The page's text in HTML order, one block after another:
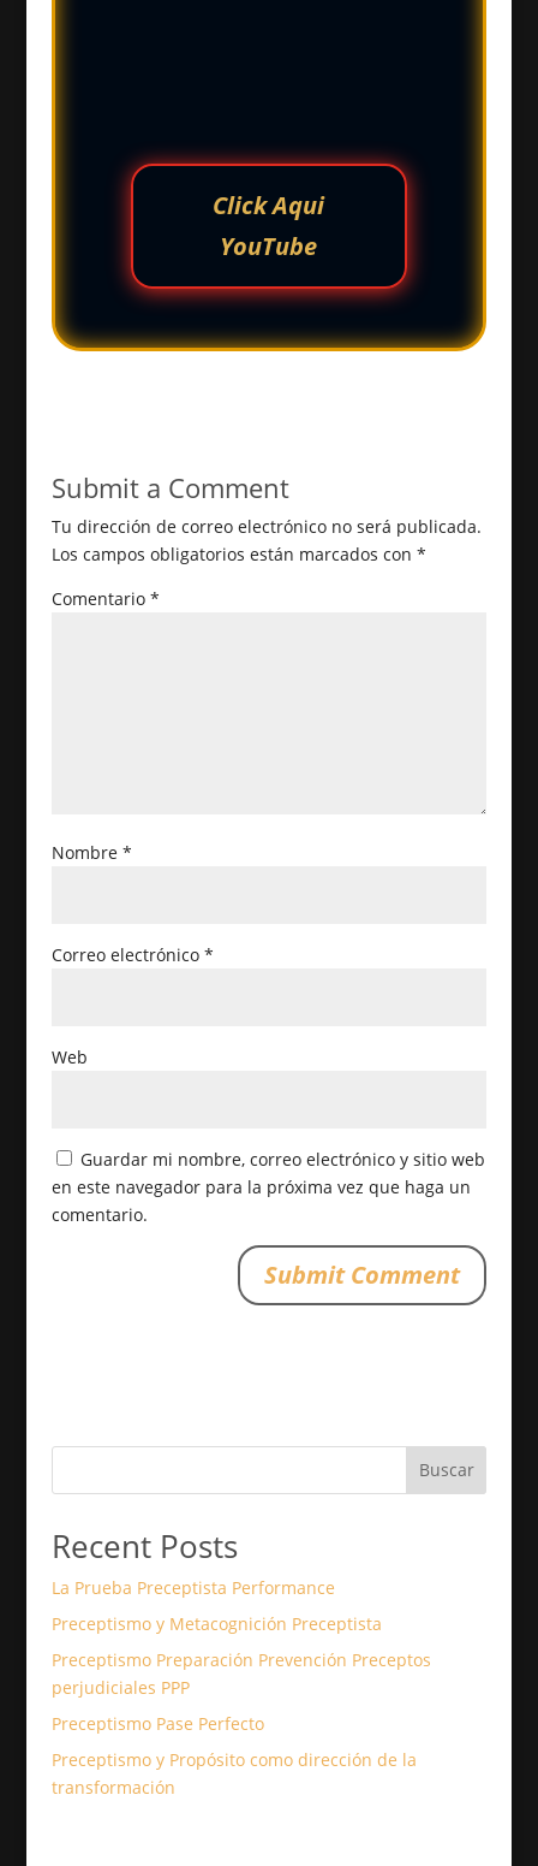
Click Aqui
YouTube
Submit a Comment
Tu dirección de correo electrónico no será publicada.
Los campos obligatorios están marcados con *
Comentario *
Nombre *
Correo electrónico *
Web
Guardar mi nombre, correo electrónico y sitio web
en este navegador para la próxima vez que haga un
comentario.
Buscar
Recent Posts
La Prueba Preceptista Performance
Preceptismo y Metacognición Preceptista
Preceptismo Preparación Prevención Preceptos
perjudiciales PPP
Preceptismo Pase Perfecto
Preceptismo y Propósito como dirección de la
transformación